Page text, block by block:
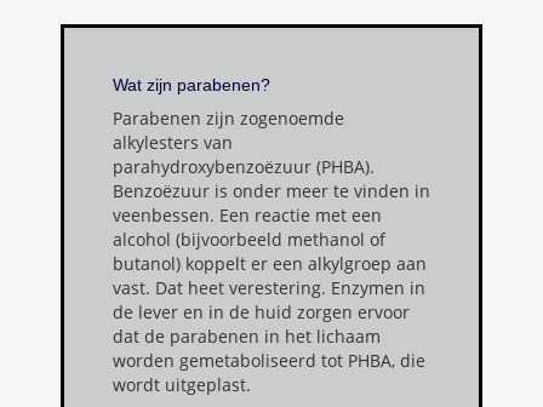
Wat zijn parabenen?
Parabenen zijn zogenoemde
alkylesters van
parahydroxybenzoëzuur (PHBA).
Benzoëzuur is onder meer te vinden in
veenbessen. Een reactie met een
alcohol (bijvoorbeeld methanol of
butanol) koppelt er een alkylgroep aan
vast. Dat heet verestering. Enzymen in
de lever en in de huid zorgen ervoor
dat de parabenen in het lichaam
worden gemetaboliseerd tot PHBA, die
wordt uitgeplast.